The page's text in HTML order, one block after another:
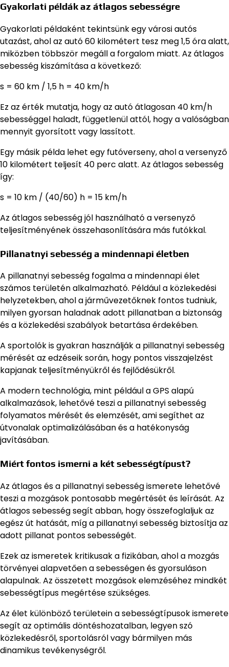
Gyakorlati példák az átlagos sebességre
Gyakorlati példaként tekintsünk egy városi autós
utazást, ahol az autó 60 kilométert tesz meg 1,5 óra alatt,
miközben többször megáll a forgalom miatt. Az átlagos
sebesség kiszámítása a következő:
s = 60 km / 1,5 h = 40 km/h
Ez az érték mutatja, hogy az autó átlagosan 40 km/h
sebességgel haladt, függetlenül attól, hogy a valóságban
mennyit gyorsított vagy lassított.
Egy másik példa lehet egy futóverseny, ahol a versenyző
10 kilométert teljesít 40 perc alatt. Az átlagos sebesség
így:
s = 10 km / (40/60) h = 15 km/h
Az átlagos sebesség jól használható a versenyző
teljesítményének összehasonlítására más futókkal.
Pillanatnyi sebesség a mindennapi életben
A pillanatnyi sebesség fogalma a mindennapi élet
számos területén alkalmazható. Például a közlekedési
helyzetekben, ahol a járművezetőknek fontos tudniuk,
milyen gyorsan haladnak adott pillanatban a biztonság
és a közlekedési szabályok betartása érdekében.
A sportolók is gyakran használják a pillanatnyi sebesség
mérését az edzéseik során, hogy pontos visszajelzést
kapjanak teljesítményükről és fejlődésükről.
A modern technológia, mint például a GPS alapú
alkalmazások, lehetővé teszi a pillanatnyi sebesség
folyamatos mérését és elemzését, ami segíthet az
útvonalak optimalizálásában és a hatékonyság
javításában.
Miért fontos ismerni a két sebességtípust?
Az átlagos és a pillanatnyi sebesség ismerete lehetővé
teszi a mozgások pontosabb megértését és leírását. Az
átlagos sebesség segít abban, hogy összefoglaljuk az
egész út hatását, míg a pillanatnyi sebesség biztosítja az
adott pillanat pontos sebességét.
Ezek az ismeretek kritikusak a fizikában, ahol a mozgás
törvényei alapvetően a sebességen és gyorsuláson
alapulnak. Az összetett mozgások elemzéséhez mindkét
sebességtípus megértése szükséges.
Az élet különböző területein a sebességtípusok ismerete
segít az optimális döntéshozatalban, legyen szó
közlekedésről, sportolásról vagy bármilyen más
dinamikus tevékenységről.